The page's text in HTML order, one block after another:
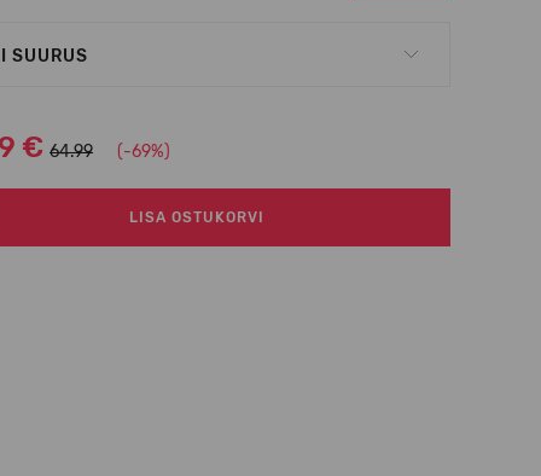
SUURUS
€ 64.99 (-69%)
LISA OSTUKORVI